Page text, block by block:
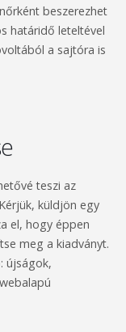
beszerezhet
határidő leteltével
a sajtóra is
teszi az
küldjön egy
el, hogy éppen
meg a kiadványt.
újságok,